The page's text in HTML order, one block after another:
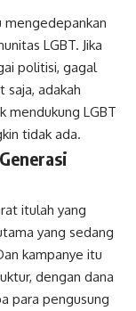
mengedepankan
LGBT. Jika
politisi, gagal
saja, adakah
mendukung LGBT
tidak ada.
itulah yang
yang sedang
kampanye itu
dengan dana
para pengusung